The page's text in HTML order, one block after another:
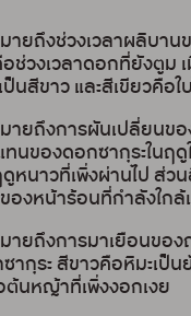
ายถึงช่วงเวลาผลิบาน
ช่วงเวลาดอกที่ยังตูม
ป็นสีขาว และสีเขียวคือ
ายถึงการผันเปลี่ยนข
ทนของดอกซากุระในฤ
ดูหนาวที่เพิ่งผ่านไป ส่ว
องหน้าร้อนที่กำลังใกล้
ายถึงการมาเยือนของ
ากุระ สีขาวคือหิมะเป็น
ต้นหญ้าที่เพิ่งงอกเงย